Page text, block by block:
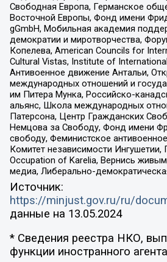
Свободная Европа, Германское
Восточной Европы, Фонд имени
gGmbH, Мобильная академия
демократии и миротворчества,
Копелева, American Councils for
Cultural Vistas, Institute of
Антивоенное движение Антальи,
международных отношений и
им Питера Мунка, Российско-
альянс, Школа международных
Патерсона, Центр Гражданских
Немцова за Свободу, Фонд имени
свободу, Феминистское
Комитет независимости Ингушетии,
Occupation of Karelia, Вернись
медиа, Либерально-
Источник:
https://minjust.gov.ru/ru/
данные на 13.05.2024
* Сведения реестра НКО,
функции иностранного